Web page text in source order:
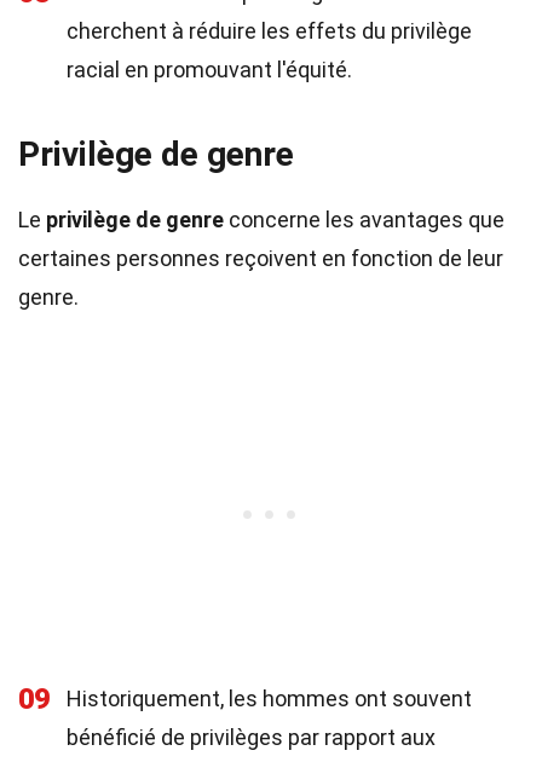
cherchent à réduire les effets du privilège
racial en promouvant l'équité.
Privilège de genre
Le privilège de genre concerne les avantages que
certaines personnes reçoivent en fonction de leur
genre.
09
Historiquement, les hommes ont souvent
bénéficié de privilèges par rapport aux